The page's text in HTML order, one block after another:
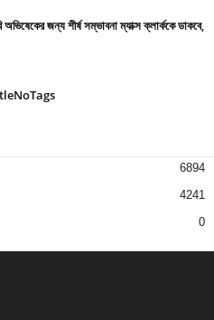
জন্য শীর্ষ সম্ভাবনা ম্যাক্স ক্লার্ককে ডাকবে,
6894
4241
0